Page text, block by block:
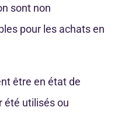
sont non
pour les achats en
être en état de
été utilisés ou